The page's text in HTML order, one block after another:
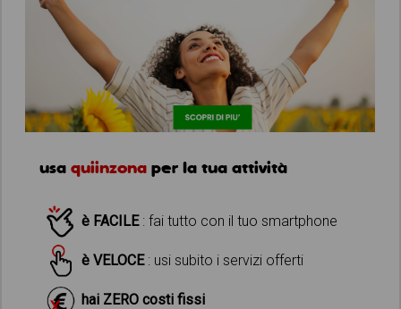
usaquiinzonaper la tua attività
è FACILE: fai tutto con il tuo smartphone
è VELOCE: usi subito i servizi offerti
hai ZERO costi fissi